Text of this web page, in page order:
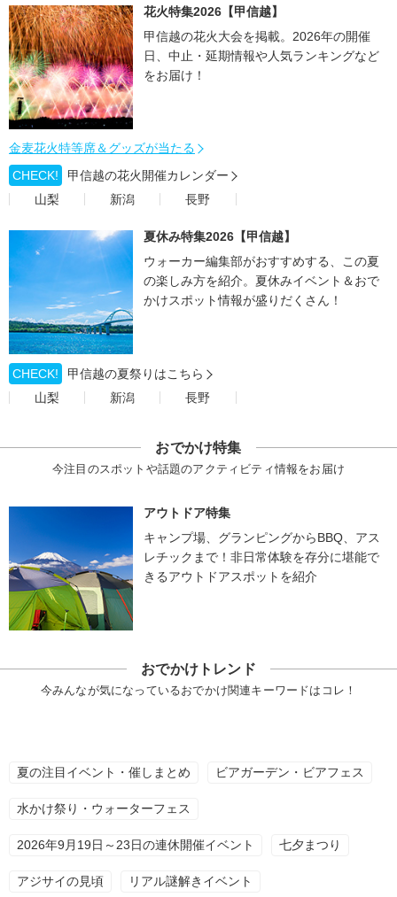
花火特集2026【甲信越】
甲信越の花火大会を掲載。2026年の開催
日、中止・延期情報や人気ランキングなど
をお届け！
金麦花火特等席＆グッズが当たる
CHECK!
甲信越の花火開催カレンダー
山梨
新潟 長野
夏休み特集2026【甲信越】
ウォーカー編集部がおすすめする、この夏
の楽しみ方を紹介。夏休みイベント＆おで
かけスポット情報が盛りだくさん！
CHECK!
甲信越の夏祭りはこちら
山梨
新潟 長野
おでかけ特集
今注目のスポットや話題のアクティビティ情報をお届け
アウトドア特集
キャンプ場、グランピングからBBQ、アス
レチックまで！非日常体験を存分に堪能で
きるアウトドアスポットを紹介
おでかけトレンド
今みんなが気になっているおでかけ関連キーワードはコレ！
夏の注目イベント・催しまとめ ビアガーデン・ビアフェス
水かけ祭り・ウォーターフェス
2026年9月19日～23日の連休開催イベント 七夕まつり
アジサイの見頃 リアル謎解きイベント